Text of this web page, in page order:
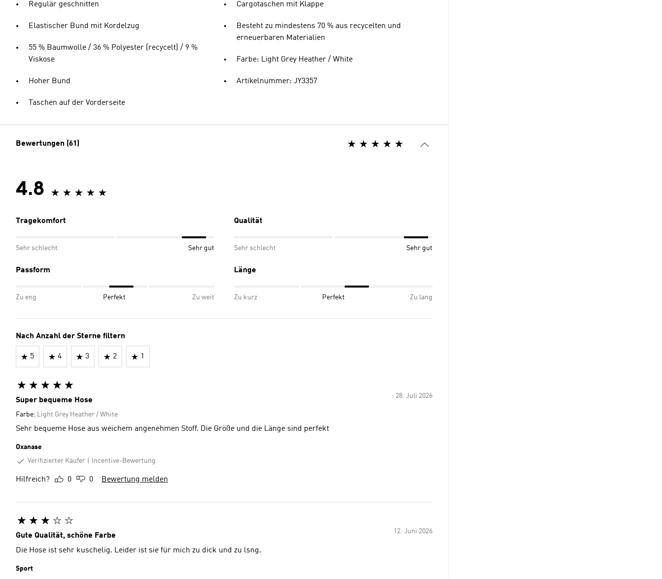
Regulär geschnitten
Elastischer Bund mit Kordelzug
55 % Baumwolle / 36 % Polyester (recycelt) / 9 %
Viskose
Hoher Bund
Taschen auf der Vorderseite
Cargotaschen mit Klappe
Besteht zu mindestens 70 % aus recycelten und
erneuerbaren Materialien
Farbe: Light Grey Heather / White
Artikelnummer: JY3357
Bewertungen (61)
4.8
Tragekomfort
Sehr schlecht Sehr gut
Qualität
Sehr schlecht Sehr gut
Passform
Zu eng Perfekt Zu weit
Länge
Zu kurz Perfekt Zu lang
Nach Anzahl der Sterne filtern
5 4 3 2 1
28. Juli 2026
Super bequeme Hose
Farbe: Light Grey Heather / White
Sehr bequeme Hose aus weichem angenehmen Stoff. Die Größe und die Länge sind perfekt
Oxanase
Verifizierter Käufer
Incentive-Bewertung
Hilfreich? 0 0 Bewertung melden
12. Juni 2026
Gute Qualität, schöne Farbe
Die Hose ist sehr kuschelig. Leider ist sie für mich zu dick und zu lsng.
Sport